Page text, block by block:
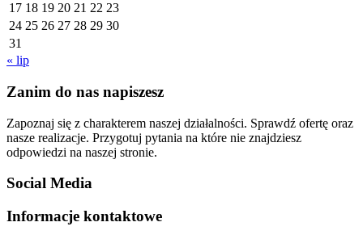
17 18 19 20 21 22 23
24 25 26 27 28 29 30
31
« lip
Zanim do nas napiszesz
Zapoznaj się z charakterem naszej działalności. Sprawdź ofertę oraz
nasze realizacje. Przygotuj pytania na które nie znajdziesz
odpowiedzi na naszej stronie.
Social Media
Informacje kontaktowe